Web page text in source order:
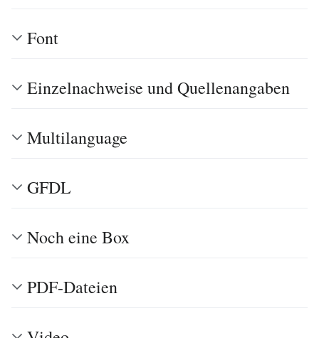
Font
Einzelnachweise und Quellenangaben
Multilanguage
GFDL
Noch eine Box
PDF-Dateien